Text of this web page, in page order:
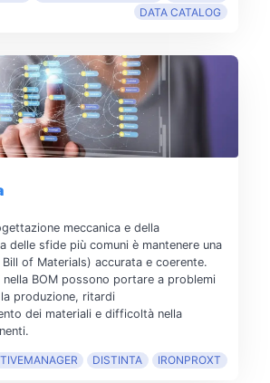
DATA CATALOG
meccanica e della
delle sfide più comuni è mantenere una
of Materials) accurata e coerente.
BOM possono portare a problemi
produzione, ritardi
dei materiali e difficoltà nella
DISTINTA IRONPROXT